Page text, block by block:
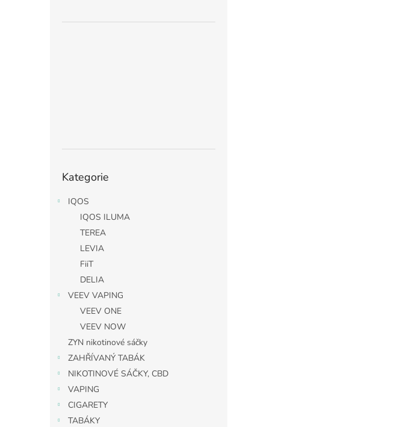
kategorie
Kategorie
IQOS
IQOS ILUMA
TEREA
LEVIA
FiiT
DELIA
VEEV VAPING
VEEV ONE
VEEV NOW
ZYN nikotinové sáčky
ZAHŘÍVANÝ TABÁK
NIKOTINOVÉ SÁČKY, CBD
VAPING
CIGARETY
TABÁKY